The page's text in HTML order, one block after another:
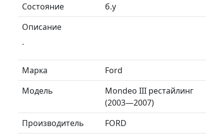
Состояние
б.у
Описание
.
Марка
Ford
Модель
Mondeo III рестайлинг
(2003—2007)
Производитель
FORD